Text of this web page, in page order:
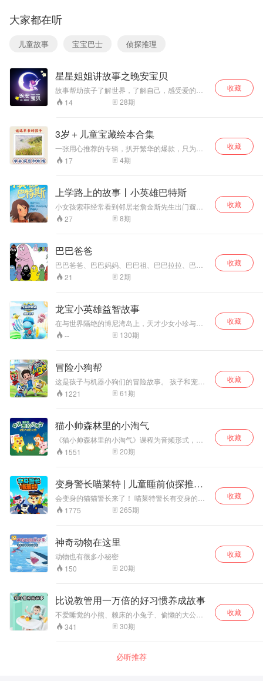
保护你，平安长
大？ 听啦咘啦哆警
长讲安全故事 提升
孩子安全意识 学会
要！
记》新篇章等你收
听哦~ 这次，又有
小侦探，赶快加入
我们，和猴子警长
一起解开谜题，探
寻真相吧！
方位认知世界！ 听
《奇妙大百科》，
解答孩子的十万个
您可以通过评论给
我们留言。
大家都在听
儿童故事 宝宝巴士 侦探推理
星星姐姐讲故事之晚安宝贝
故事帮助孩子了解世界，了解自己，感受爱的喜
悦。一天一个睡前故事，伴宝贝入眠，只愿宝贝
拥有一个彩色而甜蜜的梦。
14 28期
收藏
3岁＋儿童宝藏绘本合集
一张用心推荐的专辑，扒开繁华的爆款，只为孩
子推荐最滋养心灵的宝藏绘本。 本专辑大多为单
本绘本合集。 感谢你是那么优秀的父母，还来关
17 4期
收藏
上学路上的故事丨小英雄巴特斯
小女孩索菲经常看到邻居老詹金斯先生出门遛狗
——一只名叫巴特斯的拉布拉多犬。索菲也想有
一直这样的狗狗。活泼的巴特斯非常喜爱户外运
天，索菲看见巴特斯独自在大街上乱跑。她以为
巴特斯又偷偷跑出来啦，但这一次索菲错了。巴
特斯并非是为了出门玩——家里发生了一件大
事…… 究竟是什么事呢？巴特斯究竟要怎样做才
27 8期
收藏
巴巴爸爸
巴巴爸爸、巴巴妈妈、巴巴祖、巴巴拉拉、巴巴
利波、巴巴伯、巴巴贝尔、巴巴布莱特、巴巴布
拉伯~
21 2期
收藏
龙宝小英雄益智故事
在与世界隔绝的博尼湾岛上，天才少女小珍与她
的冒险家爷爷和一群恐龙们一起和睦的生活在这
里。恐龙们不分年代，食性，大小都在这片土地
话。天才少女小珍考虑到恐龙们的安全和生活的
便利，就建造了最尖端的城市“恐龙小镇”，可是在
恐龙小镇上其实还生活着另一个人，那就是坏蛋
科学家阿麦。他为了捉到恐龙，惹出了各种事
端。于是这个小镇上有一支由五只不同种类的小
剧通过精彩的故事内容诠释了小恐龙们的友谊，
团队协作，勇于运用想象力的探险故事！
-- 130期
收藏
冒险小狗帮
这是孩子与机器小狗们的冒险故事。 孩子和宠物
之间的羁绊是特别的……特别是当这些宠物是机
器宠物狗的时候。浩奇有三只神奇的机器小狗，
有各自奇特的个性和不可思议的能力。机器小狗
们和浩奇一起跨越时空的限制，在神奇的冒险旅
途上，他们一起探索世界的过去、现在和未来，
一起获得成长、感动与友谊。
1221 61期
收藏
猫小帅森林里的小淘气
《猫小帅森林里的小淘气》课程为音频形式，本
课程采用寓教于乐的方式，将儿童行为好习惯与
生动有趣的故事相结合，让孩子边听故事边掌握
习惯。
1551 20期
收藏
变身警长喵莱特 | 儿童睡前侦探推理
故事
会变身的猫猫警长来了！ 喵莱特警长有变身的超
能力，只要拔下猫毛，就可以变成任何想要的样
子！神奇动物城怪案频发：首富失踪，银行被
分析！推理！变身！在破案过程中，了解各种人
文社科知识！
1775 265期
收藏
神奇动物在这里
动物也有很多小秘密
150
20期
收藏
比说教管用一万倍的好习惯养成故事
不爱睡觉的小熊、赖床的小兔子、偷懒的大公
鸡、逞强的青蛙，这些可爱的小动物们没有养成
好的习惯会发生怎样的故事呢？ 让宝宝跟着故事
事，宝贝就能养成30个好习惯，早上起床，晚上
刷牙，不拖拉不发脾气的好宝宝。
341 30期
收藏
必听推荐